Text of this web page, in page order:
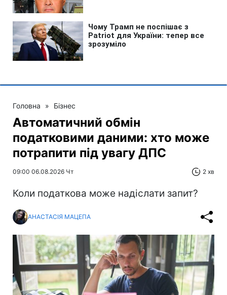
Головна » Бізнес
Автоматичний обмін
податковими даними: хто може
потрапити під увагу ДПС
09:00 06.08.2026 Чт 2 хв
Коли податкова може надіслати запит?
АНАСТАСІЯ МАЦЕПА